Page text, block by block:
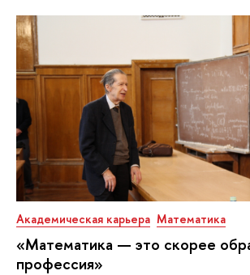
Академическая карьера Математика
«Математика — это скорее
профессия»